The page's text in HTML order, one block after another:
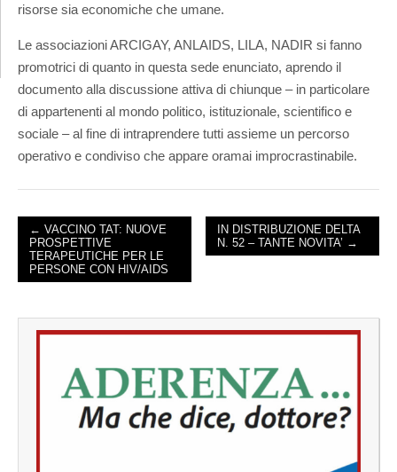
risorse sia economiche che umane.
Le associazioni ARCIGAY, ANLAIDS, LILA, NADIR si fanno
promotrici di quanto in questa sede enunciato, aprendo il
documento alla discussione attiva di chiunque – in particolare
di appartenenti al mondo politico, istituzionale, scientifico e
sociale – al fine di intraprendere tutti assieme un percorso
operativo e condiviso che appare oramai improcrastinabile.
POST NAVIGATION
← VACCINO TAT: NUOVE
PROSPETTIVE
TERAPEUTICHE PER LE
PERSONE CON HIV/AIDS
IN DISTRIBUZIONE DELTA
N. 52 – TANTE NOVITA’ →